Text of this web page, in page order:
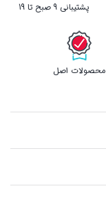
پشتیبانی 9 صبح تا 19
محصولات اصل